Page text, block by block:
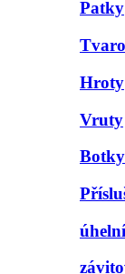
Patky
Hroty
Vruty
Botky